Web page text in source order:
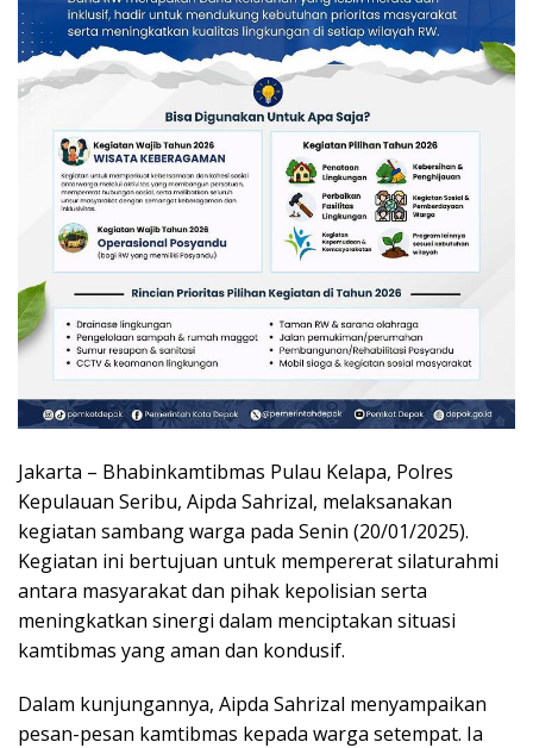
Jakarta – Bhabinkamtibmas Pulau Kelapa, Polres
Kepulauan Seribu, Aipda Sahrizal, melaksanakan
kegiatan sambang warga pada Senin (20/01/2025).
Kegiatan ini bertujuan untuk mempererat silaturahmi
antara masyarakat dan pihak kepolisian serta
meningkatkan sinergi dalam menciptakan situasi
kamtibmas yang aman dan kondusif.
Dalam kunjungannya, Aipda Sahrizal menyampaikan
pesan-pesan kamtibmas kepada warga setempat. Ia